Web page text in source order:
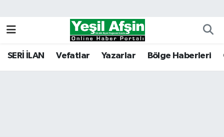
SERİ İLAN Vefatlar Yazarlar Bölge Haberleri
Kahramanmaraş Nöbetçi Eczaneler